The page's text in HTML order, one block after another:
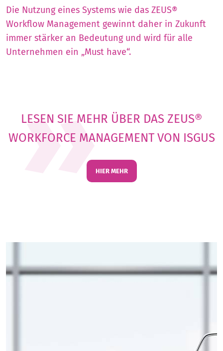
Die Nutzung eines Systems wie das ZEUS®
Workflow Management gewinnt daher in Zukunft
immer stärker an Bedeutung und wird für alle
Unternehmen ein „Must have“.
LESEN SIE MEHR ÜBER DAS ZEUS®
WORKFORCE MANAGEMENT VON ISGUS
HIER MEHR